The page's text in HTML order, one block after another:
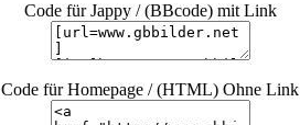
Code für Jappy / (BBcode) mit Link
Code für Homepage / (HTML) Ohne Link